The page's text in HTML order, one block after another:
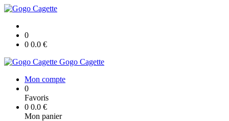
0
0 0.0 €
Gogo Cagette
Mon compte
0
Favoris
0 0.0 €
Mon panier